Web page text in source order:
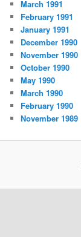
March 1991
February 1991
January 1991
December 1990
November 1990
October 1990
May 1990
March 1990
February 1990
November 1989